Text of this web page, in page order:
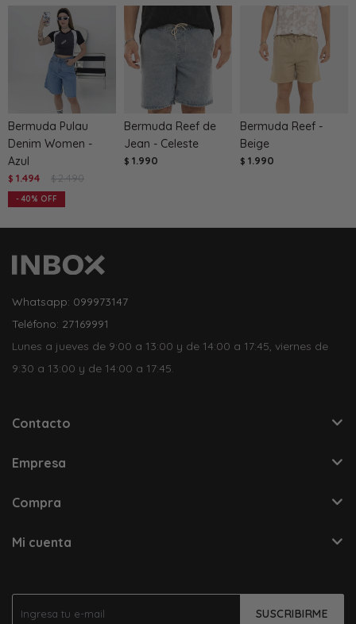
Bermuda Pulau
Denim Women -
Azul
$ 1.494 $ 2.490
40
Bermuda Reef de
Jean - Celeste
$ 1.990
Bermuda Reef -
Beige
$ 1.990
SUSCRIBIRME
Whatsapp: 099973147
Teléfono: 27169991
Lunes a jueves de 9:00 a 13:00 y de 14:00 a 17:45, viernes de
9:30 a 13:00 y de 14:00 a 17:45.
Contacto
Empresa
Compra
Mi cuenta